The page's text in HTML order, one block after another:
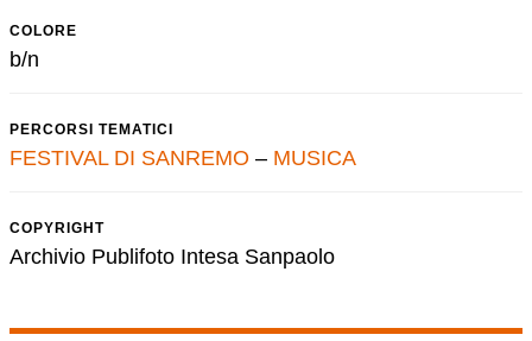
COLORE
b/n
PERCORSI TEMATICI
FESTIVAL DI SANREMO – MUSICA
COPYRIGHT
Archivio Publifoto Intesa Sanpaolo